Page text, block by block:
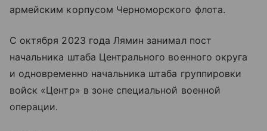
армейским корпусом Черноморского флота.
С октября 2023 года Лямин занимал пост
начальника штаба Центрального военного округа
и одновременно начальника штаба группировки
войск «Центр» в зоне специальной военной
операции.